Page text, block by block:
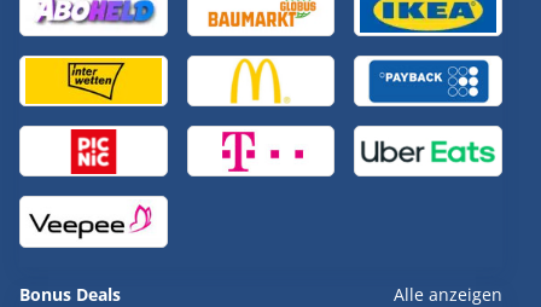
Bonus Deals Alle anzeigen